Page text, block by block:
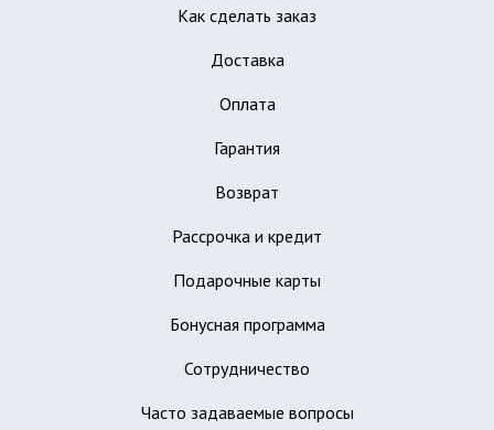
Как сделать заказ
Доставка
Оплата
Гарантия
Возврат
Рассрочка и кредит
Подарочные карты
Бонусная программа
Сотрудничество
Часто задаваемые вопросы